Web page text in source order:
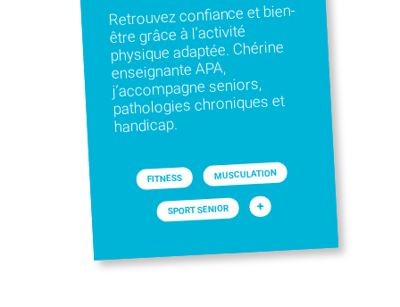
Retrouvez confiance et bien-
être grâce à l’activité
physique adaptée. Chérine
enseignante APA,
j’accompagne seniors,
pathologies chroniques et
handicap.
FITNESS MUSCULATION
SPORT SENIOR +